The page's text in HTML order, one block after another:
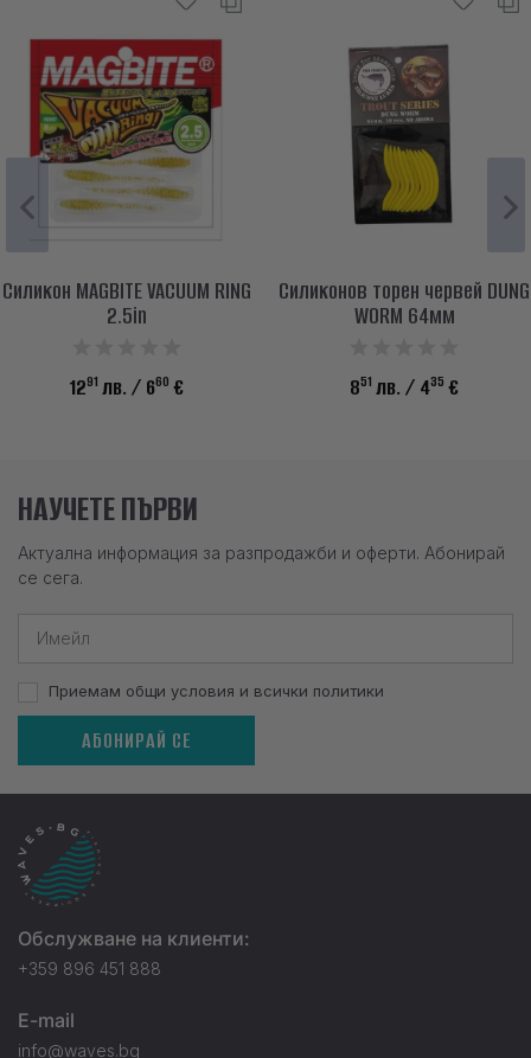
Силикон MAGBITE VACUUM RING
2.5in
1291 лв. / 660 €
Силиконов торен червей DUNG
WORM 64мм
851 лв. / 435 €
НАУЧЕТЕ ПЪРВИ
Актуална информация за разпродажби и оферти. Абонирай
се сега.
Приемам общи условия и всички политики
АБОНИРАЙ СЕ
Обслужване на клиенти:
+359 896 451 888
E-mail
info@waves.bg